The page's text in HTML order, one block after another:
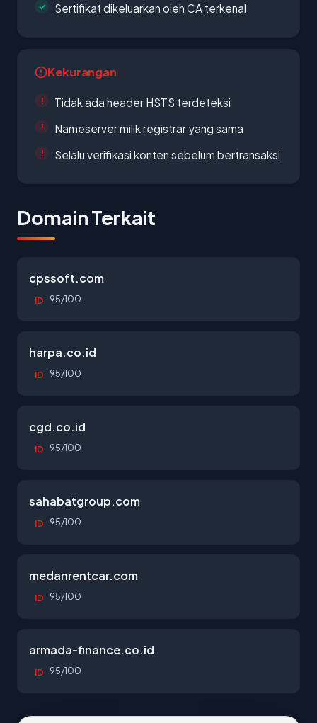
Sertifikat dikeluarkan oleh CA terkenal
Kekurangan
Tidak ada header HSTS terdeteksi
Nameserver milik registrar yang sama
Selalu verifikasi konten sebelum bertransaksi
Domain Terkait
cpssoft.com
ID 95/100
harpa.co.id
ID 95/100
cgd.co.id
ID 95/100
sahabatgroup.com
ID 95/100
medanrentcar.com
ID 95/100
armada-finance.co.id
ID 95/100